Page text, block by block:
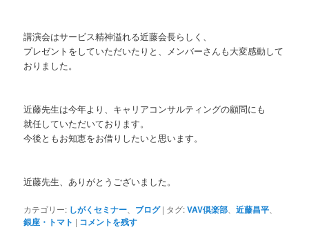
講演会はサービス精神溢れる近藤会長らしく、
プレゼントをしていただいたりと、メンバーさんも大変感動して
おりました。
近藤先生は今年より、キャリアコンサルティングの顧問にも
就任していただいております。
今後ともお知恵をお借りしたいと思います。
近藤先生、ありがとうございました。
カテゴリー: しがくセミナー ブログ | タグ:VAV倶楽部 、近藤昌平
銀座・トマト | コメントを残す